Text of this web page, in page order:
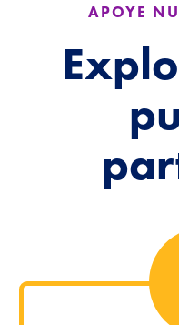
APOYE